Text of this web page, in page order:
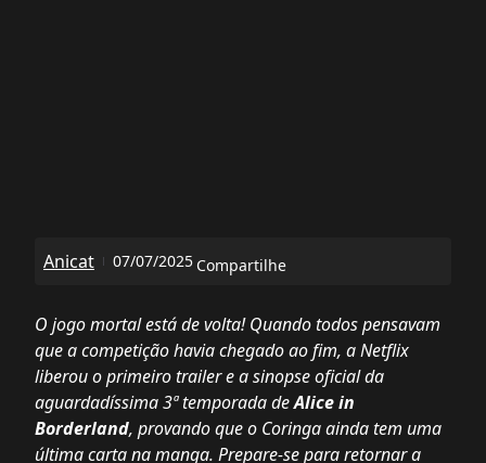
Anicat 07/07/2025 Compartilhe
O jogo mortal está de volta! Quando todos pensavam
que a competição havia chegado ao fim, a Netflix
liberou o primeiro trailer e a sinopse oficial da
aguardadíssima 3ª temporada deAlice in
Borderland, provando que o Coringa ainda tem uma
última carta na manga. Prepare-se para retornar a